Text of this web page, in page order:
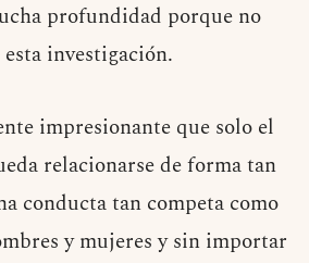
profundidad porque no
investigación.
impresionante que solo el
relacionarse de forma tan
conducta tan competa como
y mujeres y sin importar